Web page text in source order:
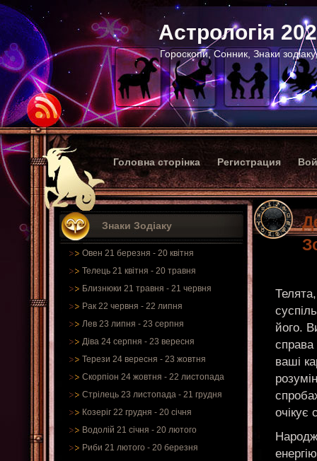
Астрологія
Гороскопи, Сонник, Знаки
Головна сторінка Регистрация
Знаки Зодіаку
Овен 21 березня - 20 квітня
Телець 21 квітня - 20 травня
Близнюки 21 травня - 21 червня
Рак 22 червня - 22 липня
Лев 23 липня - 23 серпня
Діва 24 серпня - 23 вересня
Терези 24 вересня - 23 жовтня
Скорпіон 24 жовтня - 22 листопада
Стрілець 23 листопада - 21 грудня
Козеріг 22 грудня - 20 січня
Водолій 21 січня - 20 лютого
Риби 21 лютого - 20 березня
його.
справа
ваші
очікує